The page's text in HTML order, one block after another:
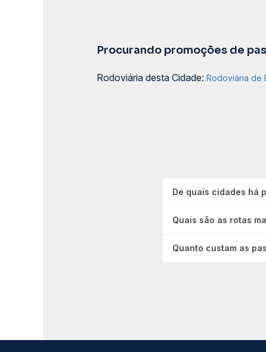
Procurando promoções de
Rodoviária desta Cidade: Rodoviária de
De quais cidades há
Quais são as rotas
Quanto custam as